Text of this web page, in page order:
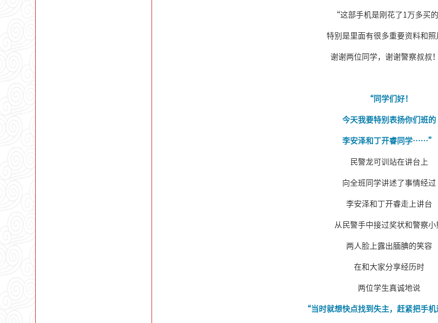
“这部手机是刚花了1万多买
特别是里面有很多重要资料和照
谢谢两位同学，谢谢警察叔叔
“同学们好！
今天我要特别表扬你们班的
李安泽和丁开睿同学……”
民警龙可训站在讲台上
向全班同学讲述了事情经过
李安泽和丁开睿走上讲台
从民警手中接过奖状和警察小
两人脸上露出腼腆的笑容
在和大家分享经历时
两位学生真诚地说
“当时就想快点找到失主，赶紧把手